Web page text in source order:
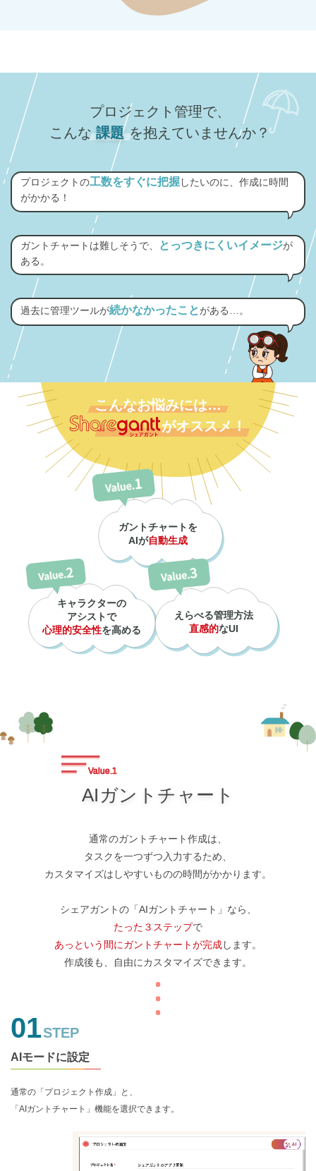
プロジェクト管理で、
こんな課題を抱えていませんか？
プロジェクトの工数をすぐに把握したいのに、作成に時間
がかかる！
ガントチャートは難しそうで、 とっつきにくいイメージが
ある。
過去に管理ツールが続かなかったことがある…。
こんなお悩みには…
がオススメ！
ガントチャートを
AIが自動生成
キャラクターの
アシストで
心理的安全性を高める
えらべる管理方法
直感的なUI
Value.1
AIガントチャート
通常のガントチャート作成は、
タスクを一つずつ入力するため、
カスタマイズはしやすいものの時間がかかります。
シェアガントの「AIガントチャート」なら、
たった３ステップで
あっという間にガントチャートが完成します。
作成後も、自由にカスタマイズできます。
01STEP
AIモードに設定
通常の「プロジェクト作成」と、
「AIガントチャート」機能を選択できます。